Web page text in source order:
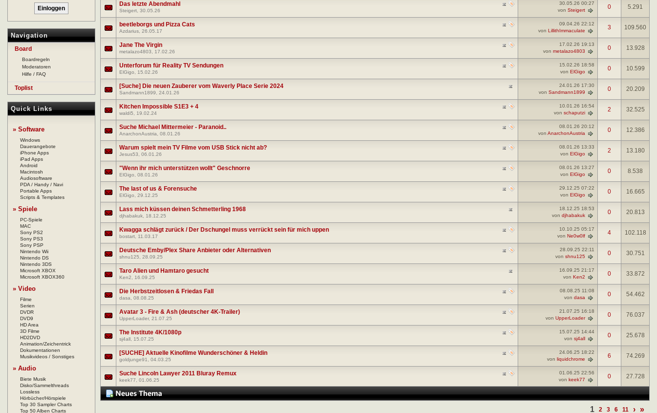
Navigation
Board
Boardregeln
Moderatoren
Hilfe / FAQ
Toplist
Quick Links
» Software
Windows
Dauerangebote
iPhone Apps
iPad Apps
Android
Macintosh
Audiosoftware
PDA / Handy / Navi
Portable Apps
Scripts & Templates
» Spiele
PC-Spiele
MAC
Sony PS2
Sony PS3
Sony PSP
Nintendo Wii
Nintendo DS
Nintendo 3DS
Microsoft XBOX
Microsoft XBOX360
» Video
Filme
Serien
DVDR
DVD9
HD Area
3D Filme
HD2DVD
Animation/Zeichentrick
Dokumentationen
Musikvideos / Sonstiges
» Audio
Biete Musik
Disko/Sammelthreads
Lossless
Hörbücher/Hörspiele
Top 30 Sampler Charts
Top 50 Alben Charts
Das letzte Abendmahl
Steigert, 30.05.26
30.05.26 00:27
von Steigert 0 5.291
beetleborgs und Pizza Cats
Azdarius, 26.05.17
09.04.26 22:12
von LillithImmaculate 3 109.560
Jane The Virgin
metalazo4803, 17.02.26
17.02.26 19:13
von metalazo4803 0 13.928
Unterforum für Reality TV Sendungen
ElGigo, 15.02.26
15.02.26 18:58
von ElGigo 0 10.599
[Suche] Die neuen Zauberer vom Waverly Place Serie 2024
Sandmann1899, 24.01.26
24.01.26 17:30
von Sandmann1899 0 20.209
Kitchen Impossible S1E3 + 4
waldi5, 19.02.24
10.01.26 16:54
von schaputzi 2 32.525
Suche Michael Mittermeier - Paranoid..
AnarchonAustria, 08.01.26
08.01.26 20:12
von AnarchonAustria 0 12.386
Warum spielt mein TV Filme vom USB Stick nicht ab?
Jesus53, 06.01.26
08.01.26 13:33
von ElGigo 2 13.180
"Wenn ihr mich unterstützen wollt" Geschnorre
ElGigo, 08.01.26
08.01.26 13:27
von ElGigo 0 8.538
The last of us & Forensuche
ElGigo, 29.12.25
29.12.25 07:22
von ElGigo 0 16.665
Lass mich küssen deinen Schmetterling 1968
djhabakuk, 18.12.25
18.12.25 18:53
von djhabakuk 0 20.813
Kwagga schlägt zurück / Der Dschungel muss verrückt sein für mich uppen
bostart, 11.03.17
10.10.25 05:17
von Ne0w0lf 4 102.118
Deutsche Emby/Plex Share Anbieter oder Alternativen
shnu125, 28.09.25
28.09.25 22:11
von shnu125 0 30.751
Taro Alien und Hamtaro gesucht
Ken2, 16.09.25
16.09.25 21:17
von Ken2 0 33.872
Die Herbstzeitlosen & Friedas Fall
dasa, 08.08.25
08.08.25 11:08
von dasa 0 54.462
Avatar 3 - Fire & Ash (deutscher 4K-Trailer)
UpperLoader, 21.07.25
21.07.25 16:18
von UpperLoader 0 76.037
The Institute 4K/1080p
sj4all , 15.07.25
15.07.25 14:44
von sj4all 0 25.678
[SUCHE] Aktuelle Kinofilme Wunderschöner & Heldin
goldjunge91, 04.03.25
24.06.25 18:22
von liquidchrome 6 74.269
Suche Lincoln Lawyer 2011 Bluray Remux
keek77, 01.06.25
01.06.25 22:56
von keek77 0 27.728
1 2 3 6 11 › »